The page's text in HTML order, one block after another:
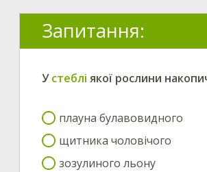
Запитання:
Устеблі якої рослини
плауна булавовидного
щитника чоловічого
зозулиного льону